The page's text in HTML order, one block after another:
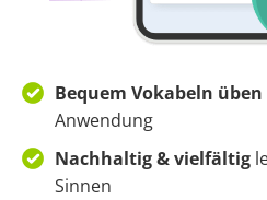
Bequem Vokabeln üben
Anwendung
Nachhaltig & vielfältig
Sinnen